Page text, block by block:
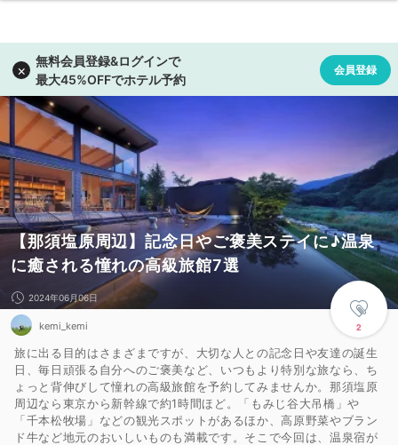
【那須塩原周辺】記念日やご褒美ステイに♪温泉
に癒される憧れの高級旅館7選
2
2024年06月06日
kemi_kemi
旅に出る目的はさまざまですが、大切な人との記念日や友達の誕生
日、毎日頑張る自分へのご褒美など、いつもより特別な旅なら、ち
ょっと背伸びして憧れの高級旅館を予約してみませんか。那須塩原
周辺なら東京から新幹線で約1時間ほど。「もみじ谷大吊橋」や
「千本松牧場」などの観光スポットがあるほか、高原野菜やブラン
ド牛など地元のおいしいものも満載です。そこで今回は、温泉宿が